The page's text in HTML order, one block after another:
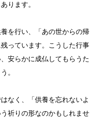
ります。
を行い、「あの世からの帰
っています。こうした行事
安らかに成仏してもらうた
。
なく、「供養を忘れないよ
祈りの形なのかもしれませ